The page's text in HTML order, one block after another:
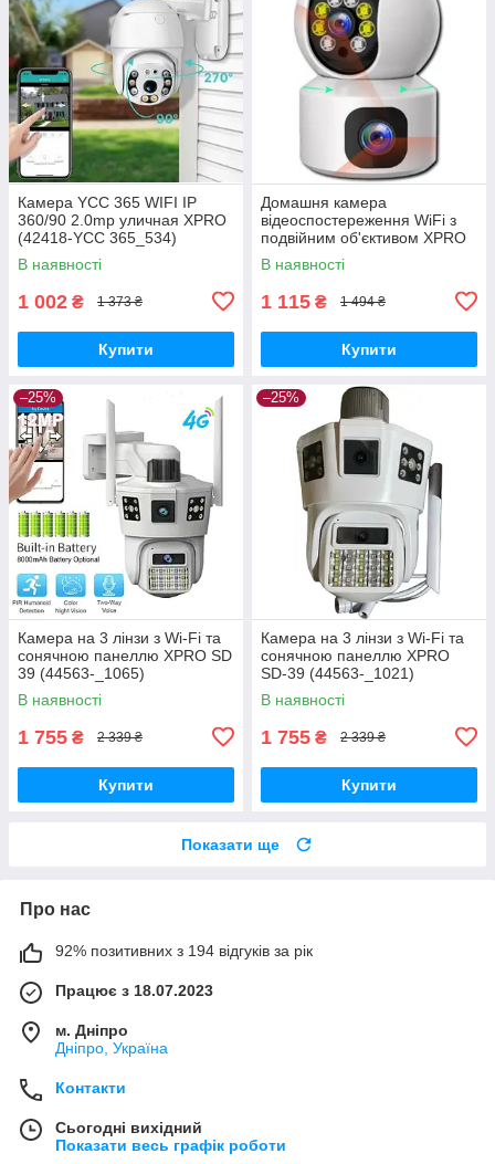
Камера YCC 365 WIFI IP
360/90 2.0mp уличная XPRO
(42418-YCC 365_534)
В наявності
1 002 ₴ 1 373 ₴
Купити
Домашня камера
відеоспостереження WiFi з
подвійним об'єктивом XPRO
V380Pro 4MP (43301-_607)
В наявності
1 115 ₴ 1 494 ₴
Купити
–25%
Камера на 3 лінзи з Wi-Fi та
сонячною панеллю XPRO SD
39 (44563-_1065)
В наявності
1 755 ₴ 2 339 ₴
Купити
–25%
Камера на 3 лінзи з Wi-Fi та
сонячною панеллю XPRO
SD-39 (44563-_1021)
В наявності
1 755 ₴ 2 339 ₴
Купити
Показати ще
Про нас
92% позитивних з 194 відгуків за рік
Працює з 18.07.2023
м. Дніпро
Дніпро, Україна
Контакти
Сьогодні вихідний
Показати весь графік роботи